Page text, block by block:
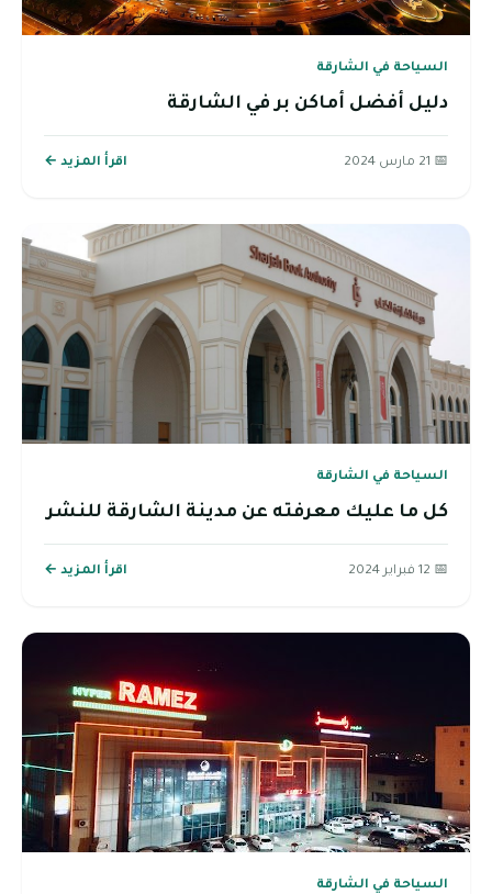
السياحة في الشارقة
دليل أفضل أماكن بر في الشارقة
📅 21 مارس 2024 اقرأ المزيد ←
السياحة في الشارقة
كل ما عليك معرفته عن مدينة الشارقة للنشر
📅 12 فبراير 2024 اقرأ المزيد ←
السياحة في الشارقة